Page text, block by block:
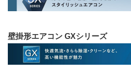
壁掛形エアコン GXシリーズ